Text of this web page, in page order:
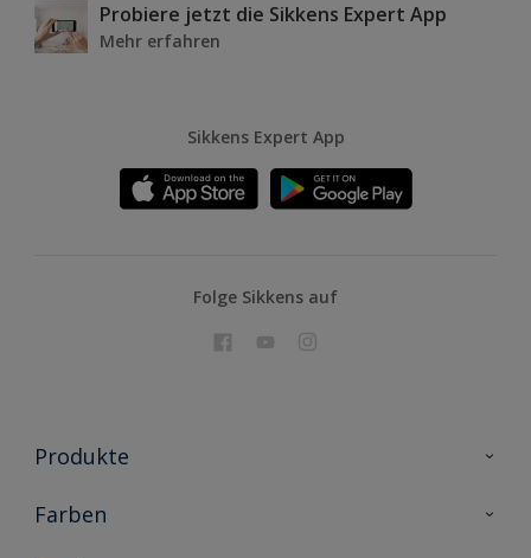
Probiere jetzt die Sikkens Expert App
Mehr erfahren
Sikkens Expert App
Folge Sikkens auf
Produkte
Holzschutz
Farben